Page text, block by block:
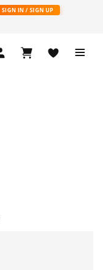
SIGN IN / SIGN UP